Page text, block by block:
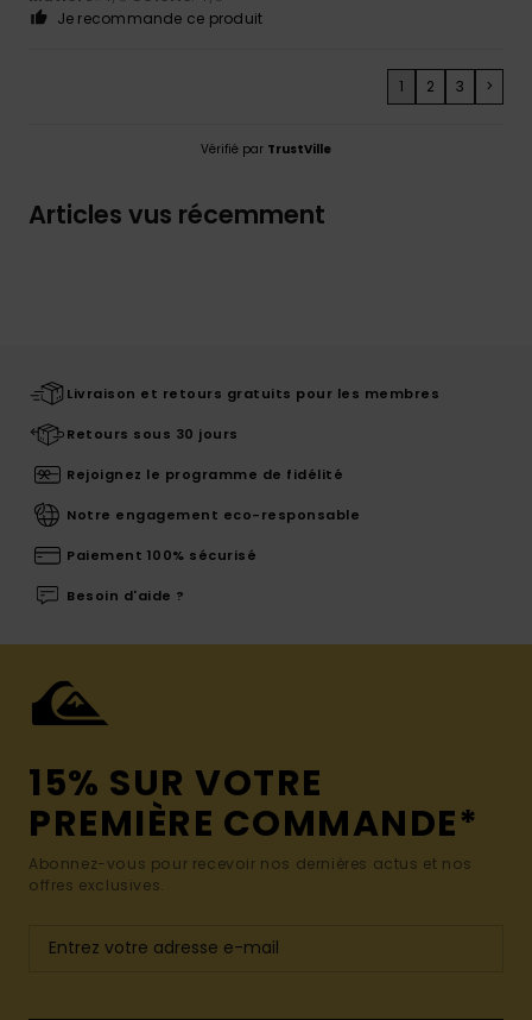
Je recommande ce produit
1 2 3 >
Vérifié par TrustVille
Articles vus récemment
Livraison et retours gratuits pour les membres
Retours sous 30 jours
Rejoignez le programme de fidélité
Notre engagement eco-responsable
Paiement 100% sécurisé
Besoin d'aide ?
15% SUR VOTRE
PREMIÈRE COMMANDE*
Abonnez-vous pour recevoir nos dernières actus et nos
offres exclusives.